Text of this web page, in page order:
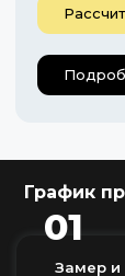
График
01
Замер и